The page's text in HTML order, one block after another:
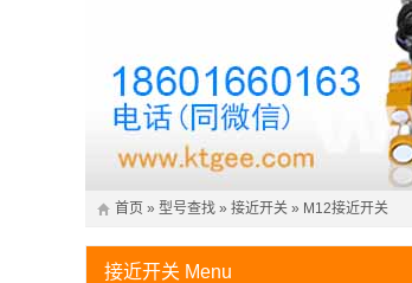
首页 » 型号查找 » 接近开关 » M12接近开关
接近开关 Menu